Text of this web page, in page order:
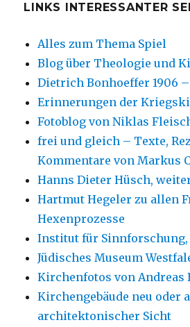
LINKS INTERESSANTER
Alles zum Thema Spiel
Blog über Theologie und
Dietrich Bonhoeffer 1906 –
Erinnerungen der
Fotoblog von Niklas
frei und gleich – Texte,
Kommentare von Markus
Hanns Dieter Hüsch,
Hartmut Hegeler zu allen
Hexenprozesse
Institut für Sinnforschung,
Jüdisches Museum
Kirchenfotos von Andreas
Kirchengebäude neu oder
architektonischer Sicht